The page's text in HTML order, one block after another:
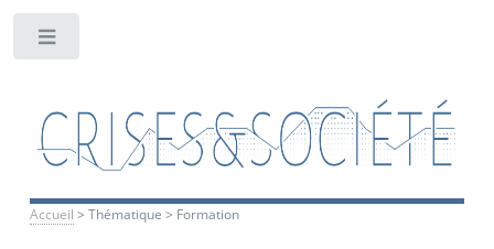
Accueil > Thématique > Formation